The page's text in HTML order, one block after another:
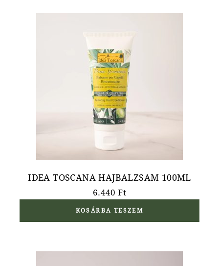
IDEA TOSCANA HAJBALZSAM 100ML
6.440Ft
KOSÁRBA TESZEM